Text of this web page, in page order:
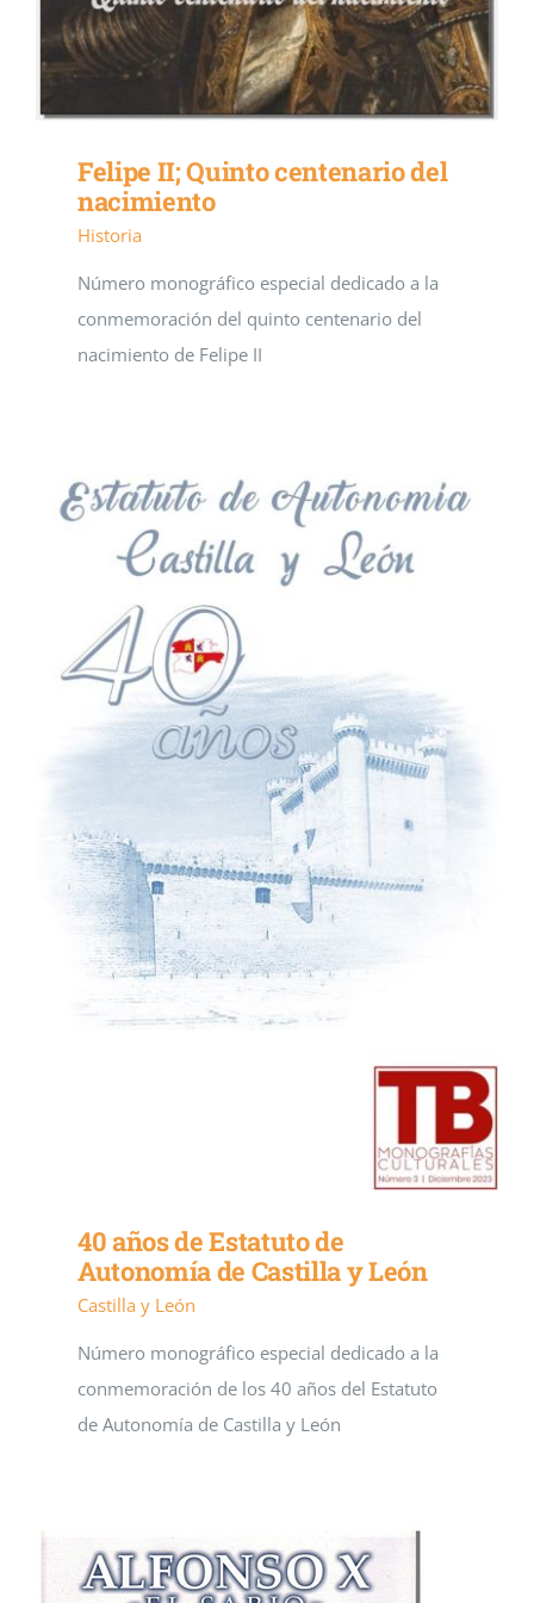
Felipe II; Quinto centenario del
nacimiento
Historia
Número monográfico especial dedicado a la
conmemoración del quinto centenario del
nacimiento de Felipe II
40 años de Estatuto de
Autonomía de Castilla y León
Castilla y León
Número monográfico especial dedicado a la
conmemoración de los 40 años del Estatuto
de Autonomía de Castilla y León